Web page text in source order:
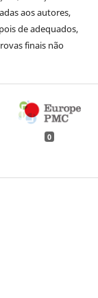
aos autores,
de adequados,
finais não
0